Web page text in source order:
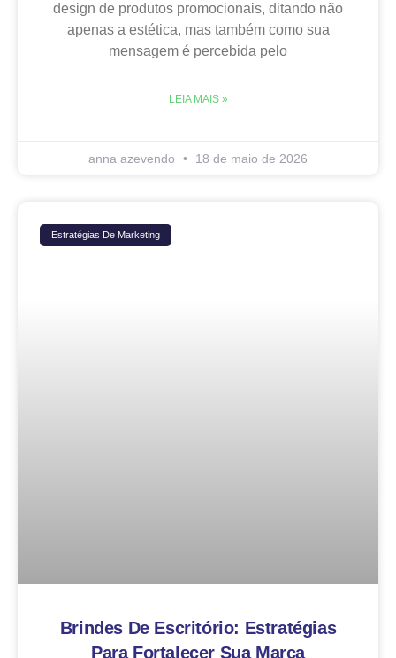
design de produtos promocionais, ditando não
apenas a estética, mas também como sua
mensagem é percebida pelo
LEIA MAIS »
anna azevendo 18 de maio de 2026
Estratégias De Marketing
Brindes De Escritório: Estratégias
Para Fortalecer Sua Marca